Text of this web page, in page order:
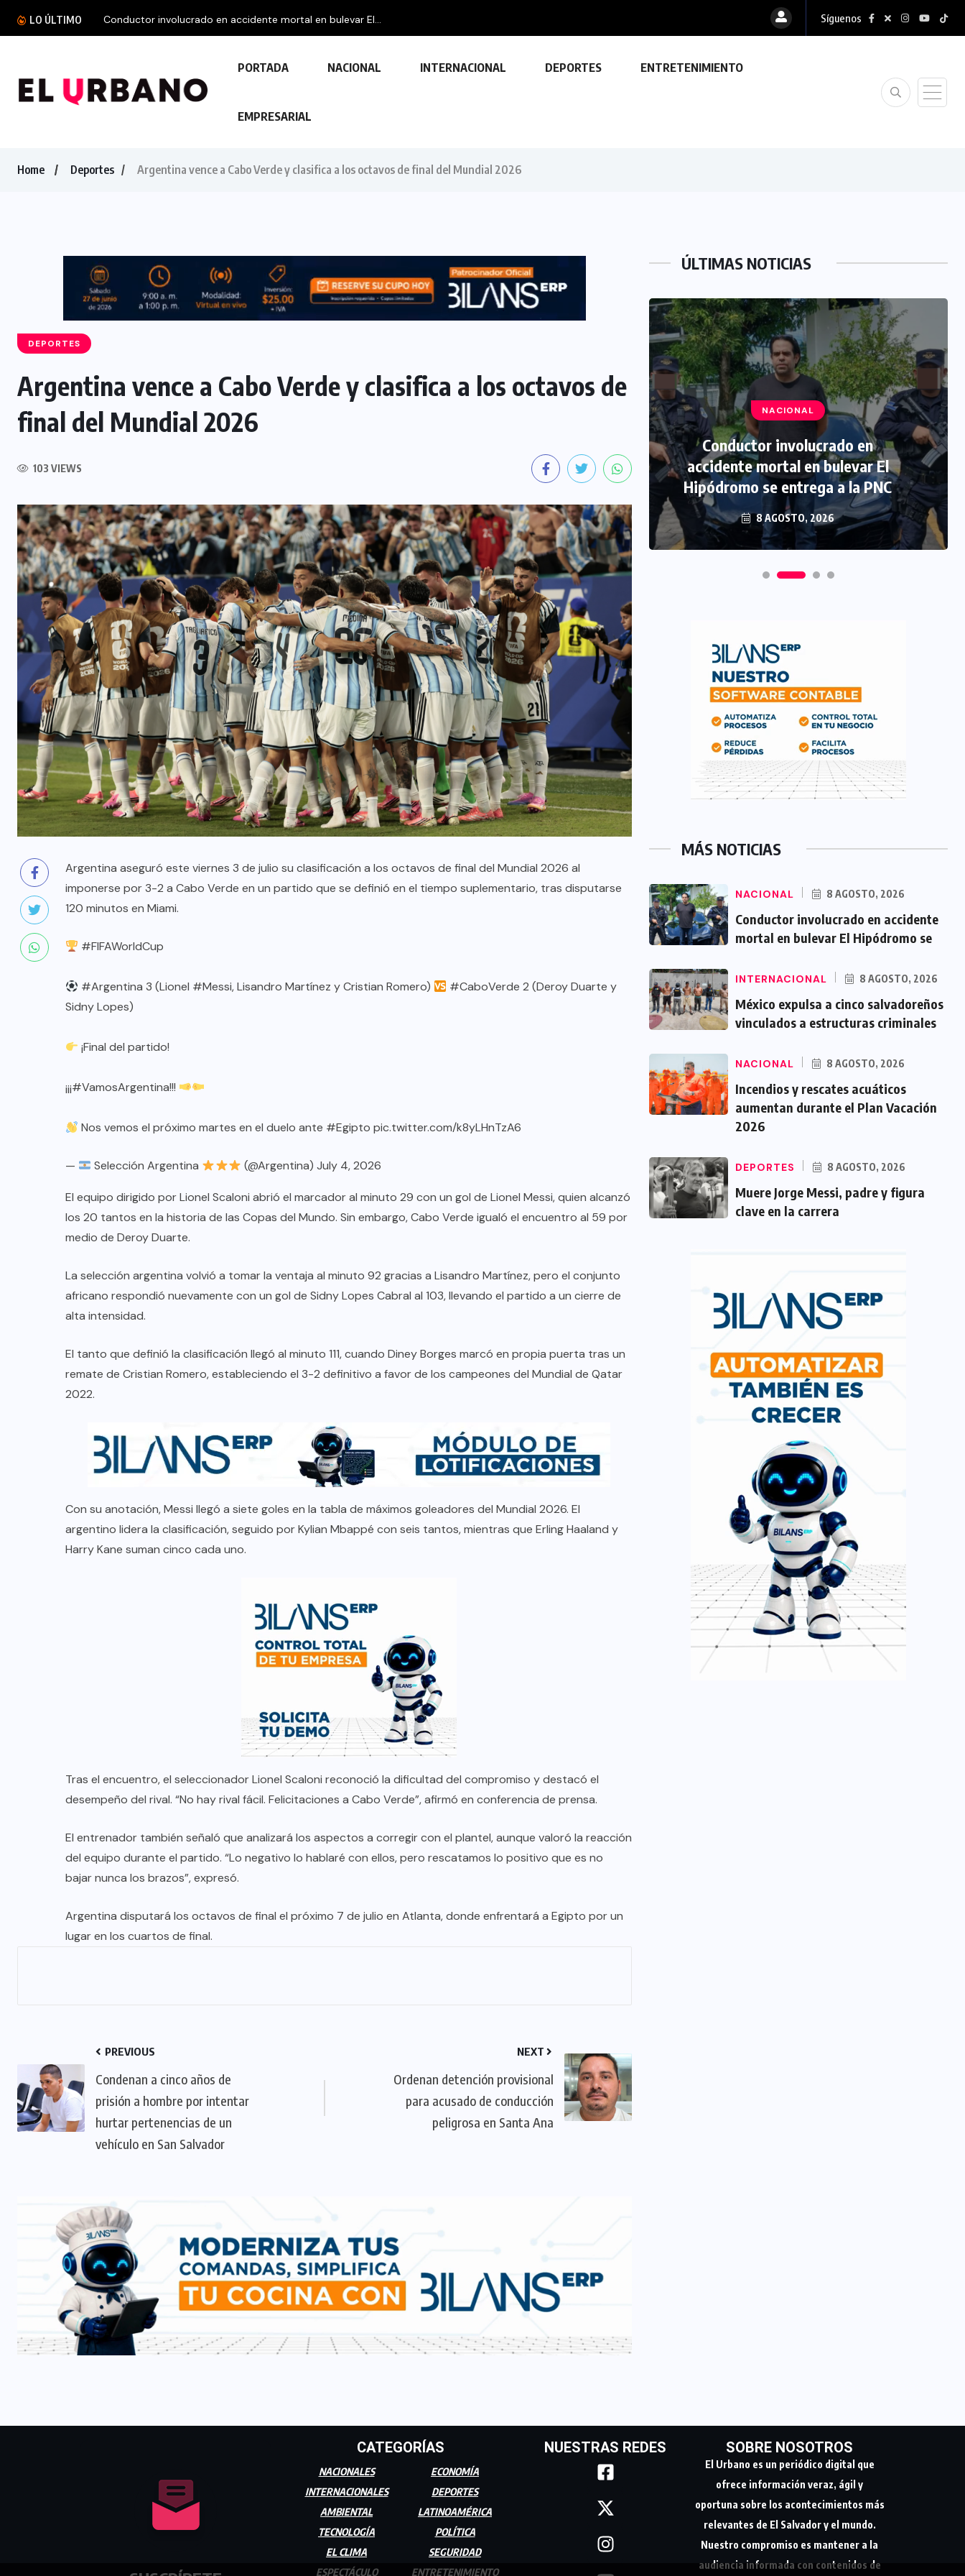
LO ÚLTIMO Conductor involucrado en accidente mortal en bulevar El... Síguenos
PORTADA NACIONAL INTERNACIONAL DEPORTES ENTRETENIMIENTO
EMPRESARIAL
Home Deportes Argentina vence a Cabo Verde y clasifica a los octavos de final del Mundial 2026
DEPORTES
Argentina vence a Cabo Verde y clasifica a los octavos de
final del Mundial 2026
103 VIEWS
Argentina aseguró este viernes 3 de julio su clasificación a los octavos de final del Mundial 2026 al
imponerse por 3-2 a Cabo Verde en un partido que se definió en el tiempo suplementario, tras disputarse
120 minutos en Miami.
#FIFAWorldCup
#Argentina 3 (Lionel #Messi, Lisandro Martínez y Cristian Romero) #CaboVerde 2 (Deroy Duarte y
Sidny Lopes)
¡Final del partido!
¡¡¡#VamosArgentina!!!
Nos vemos el próximo martes en el duelo ante #Egipto pic.twitter.com/k8yLHnTzA6
— Selección Argentina (@Argentina) July 4, 2026
El equipo dirigido por Lionel Scaloni abrió el marcador al minuto 29 con un gol de Lionel Messi, quien alcanzó
los 20 tantos en la historia de las Copas del Mundo. Sin embargo, Cabo Verde igualó el encuentro al 59 por
medio de Deroy Duarte.
La selección argentina volvió a tomar la ventaja al minuto 92 gracias a Lisandro Martínez, pero el conjunto
africano respondió nuevamente con un gol de Sidny Lopes Cabral al 103, llevando el partido a un cierre de
alta intensidad.
El tanto que definió la clasificación llegó al minuto 111, cuando Diney Borges marcó en propia puerta tras un
remate de Cristian Romero, estableciendo el 3-2 definitivo a favor de los campeones del Mundial de Qatar
2022.
Con su anotación, Messi llegó a siete goles en la tabla de máximos goleadores del Mundial 2026. El
argentino lidera la clasificación, seguido por Kylian Mbappé con seis tantos, mientras que Erling Haaland y
Harry Kane suman cinco cada uno.
Tras el encuentro, el seleccionador Lionel Scaloni reconoció la dificultad del compromiso y destacó el
desempeño del rival. “No hay rival fácil. Felicitaciones a Cabo Verde”, afirmó en conferencia de prensa.
El entrenador también señaló que analizará los aspectos a corregir con el plantel, aunque valoró la reacción
del equipo durante el partido. “Lo negativo lo hablaré con ellos, pero rescatamos lo positivo que es no
bajar nunca los brazos”, expresó.
Argentina disputará los octavos de final el próximo 7 de julio en Atlanta, donde enfrentará a Egipto por un
lugar en los cuartos de final.
PREVIOUS
Condenan a cinco años de
prisión a hombre por intentar
hurtar pertenencias de un
vehículo en San Salvador
NEXT
Ordenan detención provisional
para acusado de conducción
peligrosa en Santa Ana
ÚLTIMAS NOTICIAS
NACIONAL
aumentan durante el Plan Vacación
8 AGOSTO, 2026
23 FEBRERO, 2024
NACIONAL
Conductor involucrado en
accidente mortal en bulevar El
Hipódromo se entrega a la PNC
8 AGOSTO, 2026
MÁS NOTICIAS
NACIONAL 8 AGOSTO, 2026
Conductor involucrado en accidente
mortal en bulevar El Hipódromo se
INTERNACIONAL 8 AGOSTO, 2026
México expulsa a cinco salvadoreños
vinculados a estructuras criminales
NACIONAL 8 AGOSTO, 2026
Incendios y rescates acuáticos
aumentan durante el Plan Vacación
2026
DEPORTES 8 AGOSTO, 2026
Muere Jorge Messi, padre y figura
clave en la carrera
CATEGORÍAS
NACIONALES
INTERNACIONALES
AMBIENTAL
TECNOLOGÍA
EL CLIMA
ESPECTÁCULO
ECONOMÍA
DEPORTES
LATINOAMÉRICA
POLÍTICA
SEGURIDAD
ENTRETENIMIENTO
NUESTRAS REDES SOBRE NOSOTROS
El Urbano es un periódico digital que
ofrece información veraz, ágil y
oportuna sobre los acontecimientos más
relevantes de El Salvador y el mundo.
Nuestro compromiso es mantener a la
audiencia informada con contenidos de